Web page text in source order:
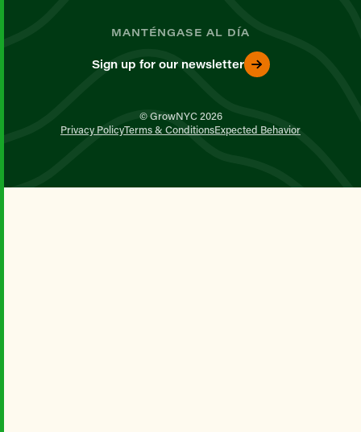
MANTÉNGASE AL DÍA
Sign up for our newsletter
© GrowNYC 2026
Privacy PolicyTerms & ConditionsExpected Behavior